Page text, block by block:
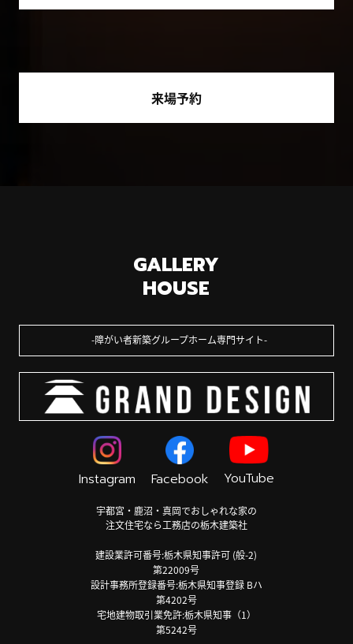
来場予約
GALLERY
HOUSE
障がい者新築グループホーム専門サイト
Instagram Facebook YouTube
宇都宮・鹿沼・真岡でおしゃれな家の
注文住宅なら工務店の栃木建築社
建設業許可番号:栃木県知事許可 (般-2)
第22009号
設計事務所登録番号:栃木県知事登録 Bハ
第4202号
宅地建物取引業免許:栃木県知事（1）
第5242号